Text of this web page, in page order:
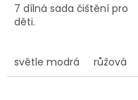
7 dílná sada čištění pro
děti.
světle modrá růžová